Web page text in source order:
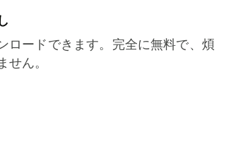
ロードできます。完全に無料で、煩
せん。